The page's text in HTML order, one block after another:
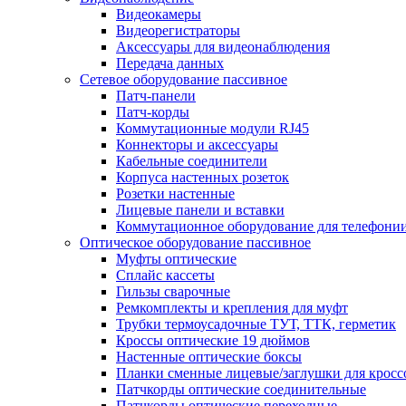
Видеокамеры
Видеорегистраторы
Аксессуары для видеонаблюдения
Передача данных
Сетевое оборудование пассивное
Патч-панели
Патч-корды
Коммутационные модули RJ45
Коннекторы и аксессуары
Кабельные соединители
Корпуса настенных розеток
Розетки настенные
Лицевые панели и вставки
Коммутационное оборудование для
Оптическое оборудование пассивное
Муфты оптические
Сплайс кассеты
Гильзы сварочные
Ремкомплекты и крепления для муфт
Трубки термоусадочные ТУТ, ТТК, герметик
Кроссы оптические 19 дюймов
Настенные оптические боксы
Планки сменные лицевые/заглушки для
Патчкорды оптические соединительные